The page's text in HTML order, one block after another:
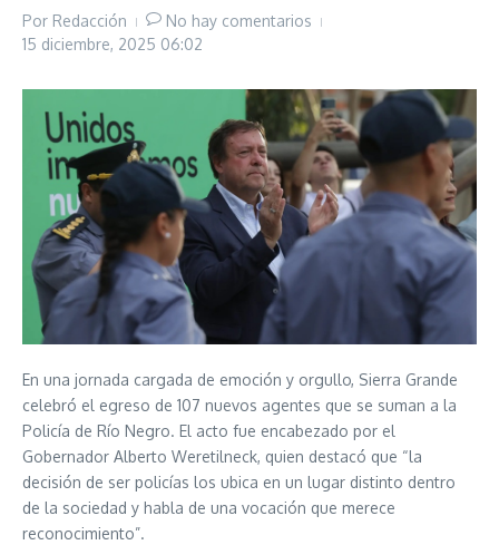
Por Redacción
No hay comentarios
15 diciembre, 2025 06:02
En una jornada cargada de emoción y orgullo, Sierra Grande
celebró el egreso de 107 nuevos agentes que se suman a la
Policía de Río Negro. El acto fue encabezado por el
Gobernador Alberto Weretilneck, quien destacó que “la
decisión de ser policías los ubica en un lugar distinto dentro
de la sociedad y habla de una vocación que merece
reconocimiento”.